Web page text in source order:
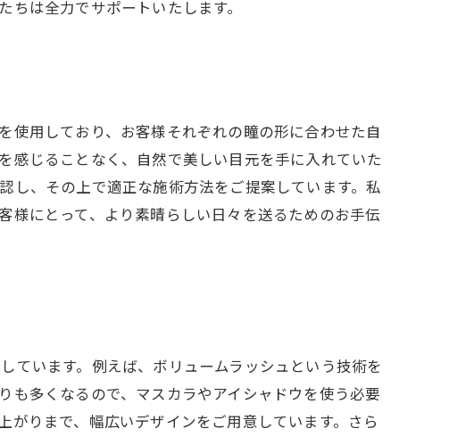
は全力でサポートいたします。
用しており、お客様それぞれの瞳の形に合わせた自
感じることなく、自然で美しい目元を手に入れていた
し、その上で適正な施術方法をご提案しています。私
にとって、より素晴らしい日々を送るためのお手伝
ています。例えば、ボリュームラッシュという技術を
多くなるので、マスカラやアイシャドウを使う必要
りまで、幅広いデザインをご用意しています。さら